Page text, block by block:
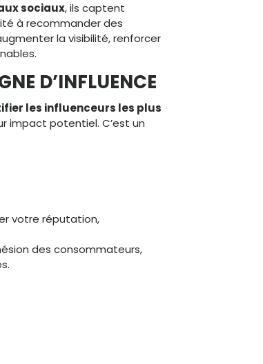
sociaux, ils captent
à recommander des
la visibilité, renforcer
D’INFLUENCE
les influenceurs les plus
impact potentiel. C’est un
votre réputation,
des consommateurs,